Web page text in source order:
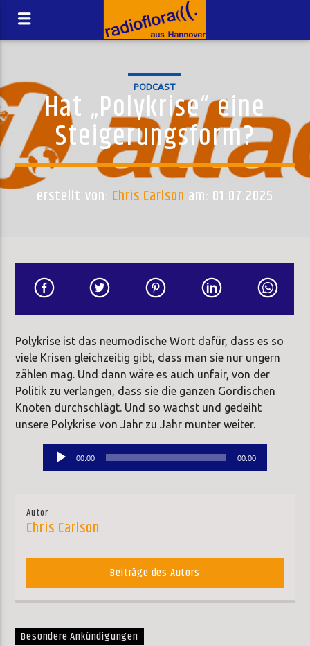
PODCAST
Hat „Polykrise“ eine
Steigerungsform?
erstellt von: Chris Carlson am: 01.07.2025
Polykrise ist das neumodische Wort dafür, dass es so
viele Krisen gleichzeitig gibt, dass man sie nur ungern
zählen mag. Und dann wäre es auch unfair, von der
Politik zu verlangen, dass sie die ganzen Gordischen
Knoten durchschlägt. Und so wächst und gedeiht
unsere Polykrise von Jahr zu Jahr munter weiter.
Audio-
00:00 00:00
Autor
Chris Carlson
Beiträge des Autors
Besondere Ankündigungen